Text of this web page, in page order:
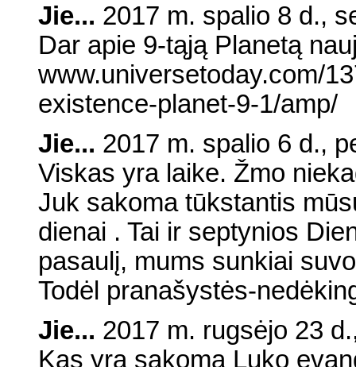
Jie... 2017 m. spalio 8 d.,
Dar apie 9-tąją Planetą
www.universetoday.com/
existence-planet-9-1/amp/
Jie... 2017 m. spalio 6 d.,
Viskas yra laike. Žmo
Juk sakoma tūkstantis
dienai . Tai ir septynios
pasaulį, mums sunkiai
Todėl pranašystės-
Jie... 2017 m. rugsėjo 23
Kas yra sakoma Luko